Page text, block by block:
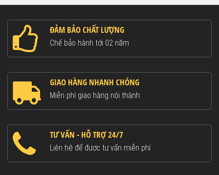
ĐẢM BẢO CHẤT LƯỢNG
Chế bảo hành tới 02 năm
GIAO HÀNG NHANH CHÓNG
Miễn phí giao hàng nội thành
TƯ VẤN - HỖ TRỢ 24/7
Liên hệ để được tư vấn miễn phí